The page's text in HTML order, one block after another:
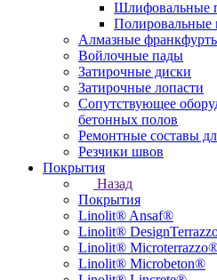
Шлифовальные
Полировальные
Алмазные
Войлочные пады
Затирочные диски
Затирочные лопасти
Сопутствующее
бетонных полов
Ремонтные составы
Резчики швов
Покрытия
Назад
Покрытия
Linolit® Ansaf®
Linolit®
Linolit®
Linolit® Microbeton®